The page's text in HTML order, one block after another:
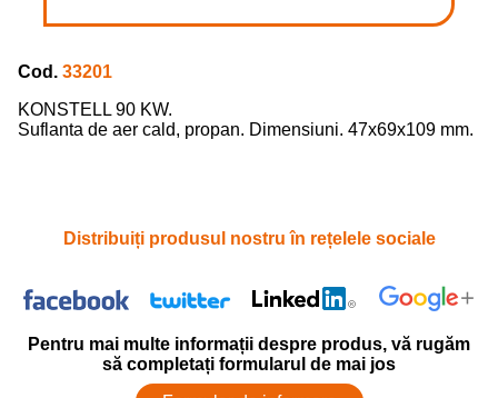
Cod. 33201
KONSTELL 90 KW.
Suflanta de aer cald, propan. Dimensiuni. 47x69x109 mm.
Distribuiți produsul nostru în rețelele sociale
Pentru mai multe informații despre produs, vă rugăm
să completați formularul de mai jos